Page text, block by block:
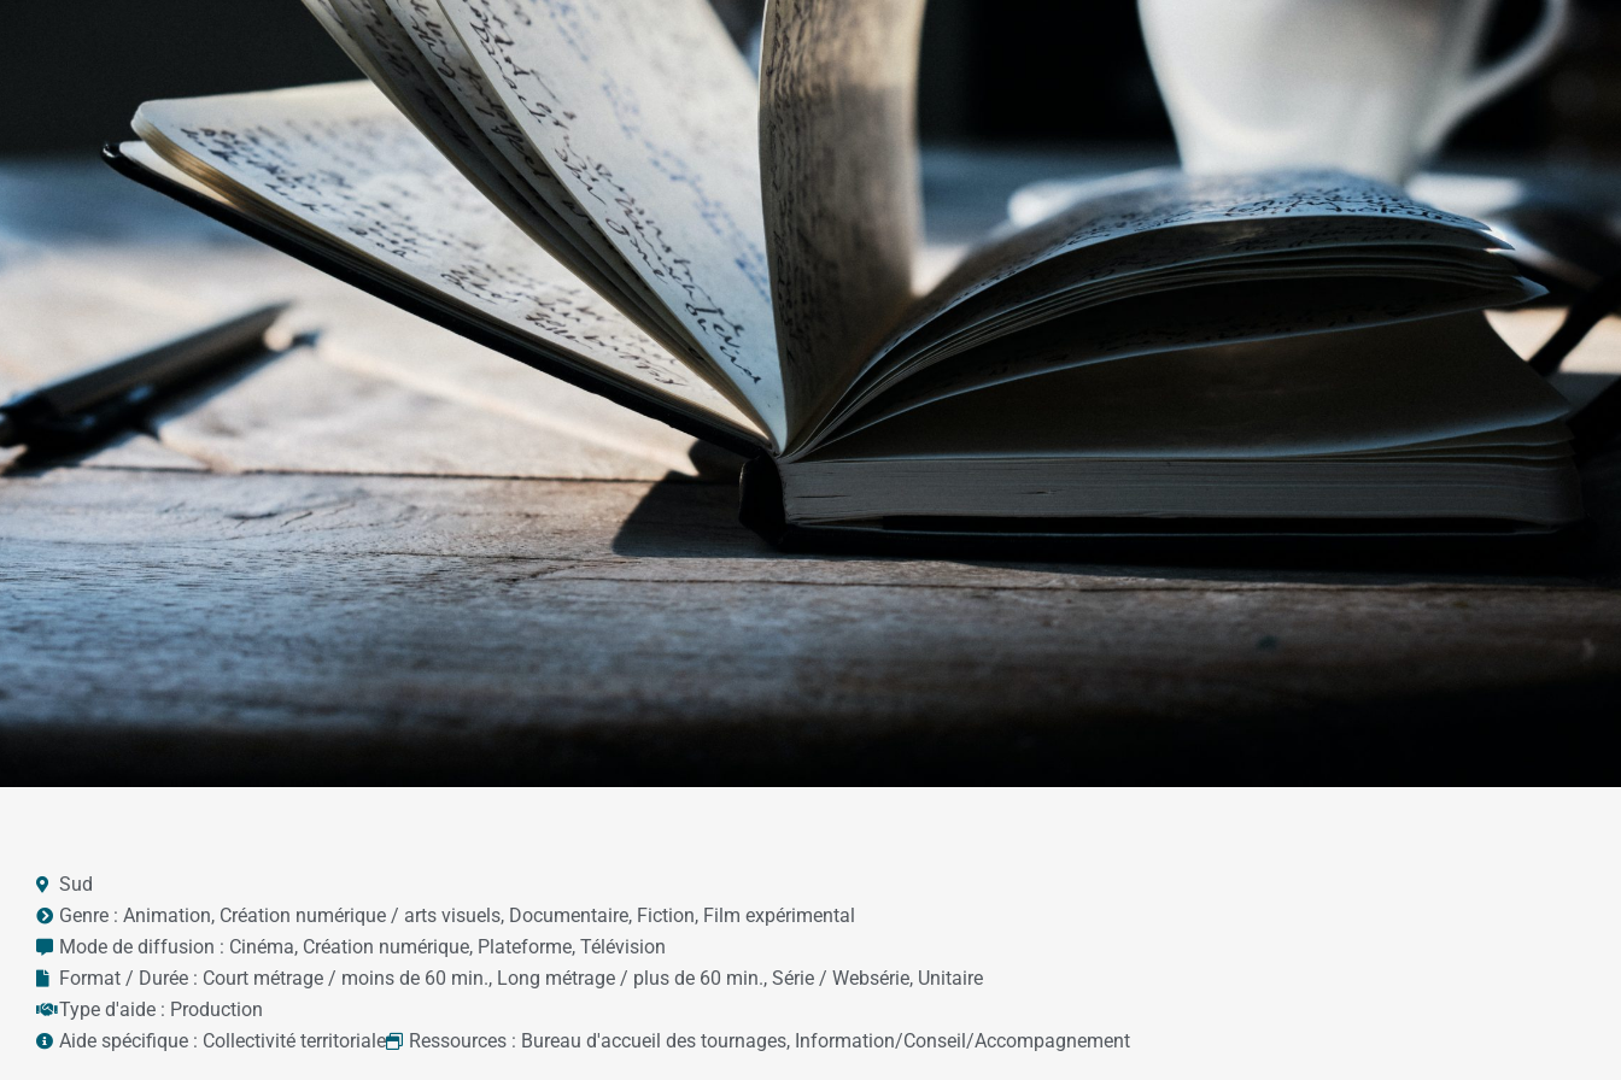
Sud
Genre : Animation, Création numérique / arts visuels, Documentaire, Fiction, Film expérimental
Mode de diffusion : Cinéma, Création numérique, Plateforme, Télévision
Format / Durée : Court métrage / moins de 60 min., Long métrage / plus de 60 min., Série / Websérie, Unitaire
Type d'aide : Production
Aide spécifique : Collectivité territoriale Ressources : Bureau d'accueil des tournages, Information/Conseil/Accompagnement